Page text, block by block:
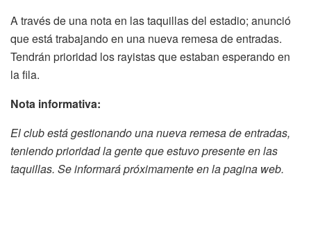
A través de una nota en las taquillas del estadio; anunció
que está trabajando en una nueva remesa de entradas.
Tendrán prioridad los rayistas que estaban esperando en
la fila.
Nota informativa:
El club está gestionando una nueva remesa de entradas,
teniendo prioridad la gente que estuvo presente en las
taquillas. Se informará próximamente en la pagina web.